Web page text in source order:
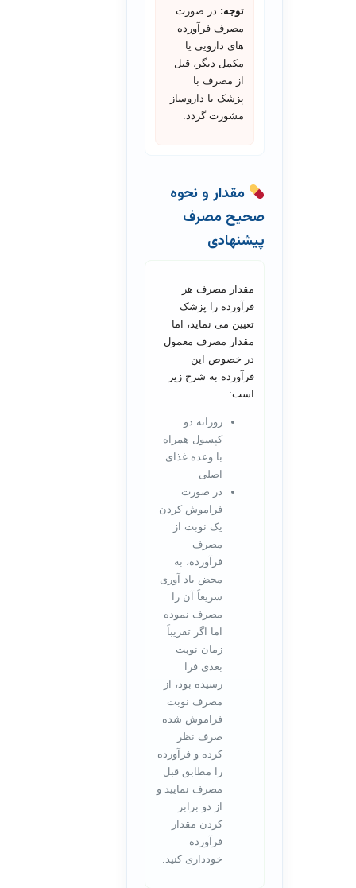
توجه: در صورت
مصرف فرآورده
های دارویی یا
مکمل دیگر، قبل
از مصرف با
پزشک یا داروساز
مشورت گردد.
مقدار و نحوه
صحیح مصرف
پیشنهادی
مقدار مصرف هر
فرآورده را پزشک
تعیین می نماید، اما
مقدار مصرف معمول
در خصوص این
فرآورده به شرح زیر
است:
روزانه دو
کپسول همراه
با وعده غذای
اصلی
در صورت
فراموش کردن
یک نوبت از
مصرف
فرآورده، به
محض یاد آوری
سریعاً آن را
مصرف نموده
اما اگر تقریباً
زمان نوبت
بعدی فرا
رسیده بود، از
مصرف نوبت
فراموش شده
صرف نظر
کرده و فرآورده
را مطابق قبل
مصرف نمایید و
از دو برابر
کردن مقدار
فرآورده
خودداری کنید.